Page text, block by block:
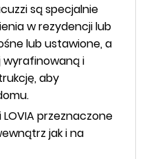
są specjalnie
w rezydencji lub
lub ustawione, a
wyrafinowaną i
aby
przeznaczone
jak i na